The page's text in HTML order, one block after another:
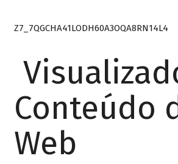
Z7_7QGCHA41LODH60A3OQA8RN14L4
Conteúdo
Web